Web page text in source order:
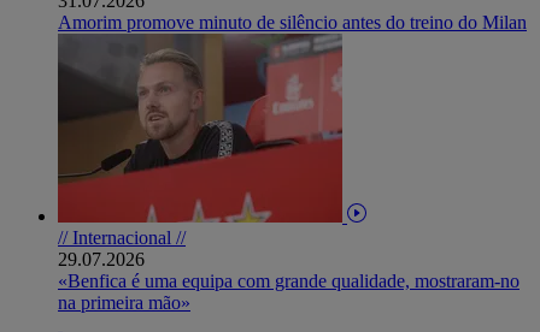
Amorim promove minuto de silêncio antes do treino do Milan
// Internacional //
29.07.2026
«Benfica é uma equipa com grande qualidade, mostraram-no
na primeira mão»